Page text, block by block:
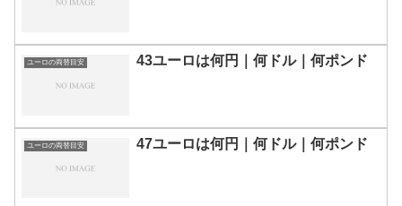
ユーロの両替目安 43ユーロは何円｜何ドル｜何ポンド
ユーロの両替目安 47ユーロは何円｜何ドル｜何ポンド